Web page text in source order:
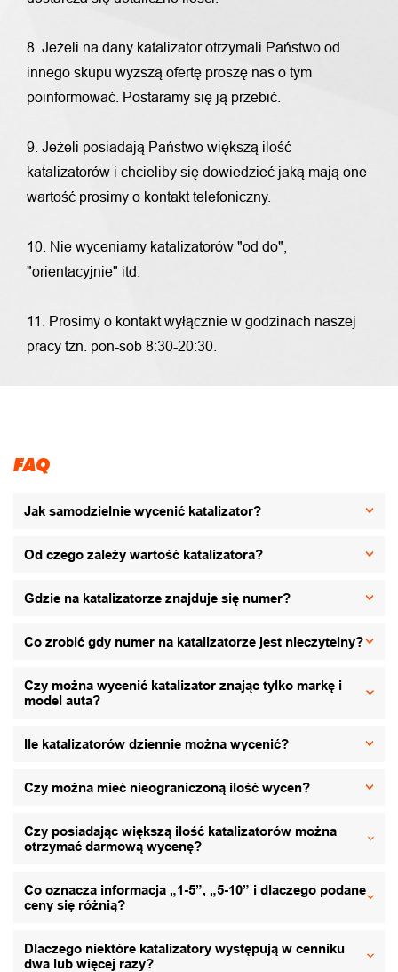
8. Jeżeli na dany katalizator otrzymali Państwo od
innego skupu wyższą ofertę proszę nas o tym
poinformować. Postaramy się ją przebić.
9. Jeżeli posiadają Państwo większą ilość
katalizatorów i chcieliby się dowiedzieć jaką mają one
wartość prosimy o kontakt telefoniczny.
10. Nie wyceniamy katalizatorów "od do",
"orientacyjnie" itd.
11. Prosimy o kontakt wyłącznie w godzinach naszej
pracy tzn. pon-sob 8:30-20:30.
FAQ
Jak samodzielnie wycenić katalizator?
Od czego zależy wartość katalizatora?
Gdzie na katalizatorze znajduje się numer?
Co zrobić gdy numer na katalizatorze jest nieczytelny?
Czy można wycenić katalizator znając tylko markę i
model auta?
Ile katalizatorów dziennie można wycenić?
Czy można mieć nieograniczoną ilość wycen?
Czy posiadając większą ilość katalizatorów można
otrzymać darmową wycenę?
Co oznacza informacja „1-5”, „5-10” i dlaczego podane
ceny się różnią?
Dlaczego niektóre katalizatory występują w cenniku
dwa lub więcej razy?